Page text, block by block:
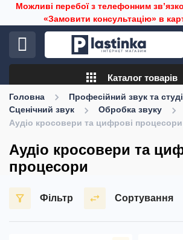
Можливі перебої з телефонним
«Замовити консультацію» в
apps Каталог товарів
Головна
Професійний звук та
Сценічний звук
Обробка звуку
Аудіо кросовери та цифрові процесори
Аудіо кросовери та
процесори
Фільтр Сортування